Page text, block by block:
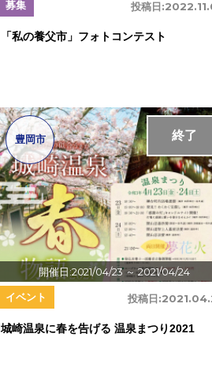
投稿日:
募集
「私の養父市」フォトコンテスト
開催日:2021/04/23～ 2021/04/24
終了
豊岡市
投稿日:
イベント
城崎温泉に春を告げる 温泉まつり2021